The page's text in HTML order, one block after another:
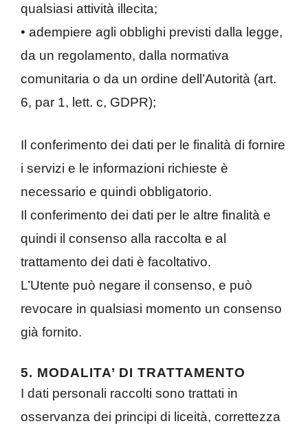
qualsiasi attività illecita;
• adempiere agli obblighi previsti dalla legge,
da un regolamento, dalla normativa
comunitaria o da un ordine dell’Autorità (art.
6, par 1, lett. c, GDPR);
Il conferimento dei dati per le finalità di fornire
i servizi e le informazioni richieste è
necessario e quindi obbligatorio.
Il conferimento dei dati per le altre finalità e
quindi il consenso alla raccolta e al
trattamento dei dati è facoltativo.
L’Utente può negare il consenso, e può
revocare in qualsiasi momento un consenso
già fornito.
5. MODALITA’ DI TRATTAMENTO
I dati personali raccolti sono trattati in
osservanza dei principi di liceità, correttezza